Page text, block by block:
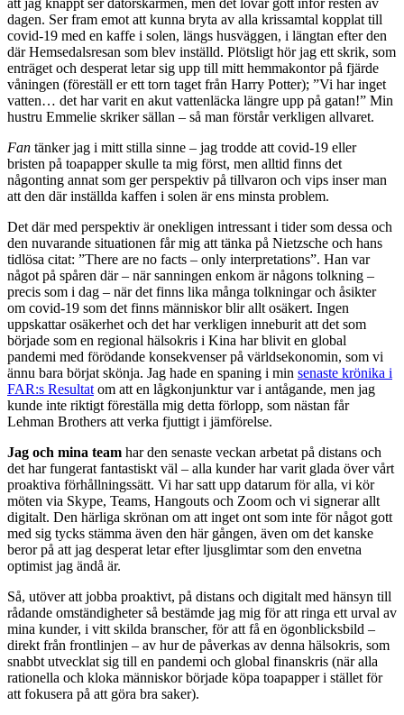
dagen. Ser fram emot att kunna bryta av alla krissamtal kopplat till
covid-19 med en kaffe i solen, längs husväggen, i längtan efter den
där Hemsedalsresan som blev inställd. Plötsligt hör jag ett skrik, som
enträget och desperat letar sig upp till mitt hemmakontor på fjärde
våningen (föreställ er ett torn taget från Harry Potter); ”Vi har inget
vatten… det har varit en akut vattenläcka längre upp på gatan!” Min
hustru Emmelie skriker sällan – så man förstår verkligen allvaret.
Fan tänker jag i mitt stilla sinne – jag trodde att covid-19 eller
bristen på toapapper skulle ta mig först, men alltid finns det
någonting annat som ger perspektiv på tillvaron och vips inser man
att den där inställda kaffen i solen är ens minsta problem.
Det där med perspektiv är onekligen intressant i tider som dessa och
den nuvarande situationen får mig att tänka på Nietzsche och hans
tidlösa citat: ”There are no facts – only interpretations”. Han var
något på spåren där – när sanningen enkom är någons tolkning –
precis som i dag – när det finns lika många tolkningar och åsikter
om covid-19 som det finns människor blir allt osäkert. Ingen
uppskattar osäkerhet och det har verkligen inneburit att det som
började som en regional hälsokris i Kina har blivit en global
pandemi med förödande konsekvenser på världsekonomin, som vi
ännu bara börjat skönja. Jag hade en spaning i min senaste krönika i
FAR:s Resultat om att en lågkonjunktur var i antågande, men jag
kunde inte riktigt föreställa mig detta förlopp, som nästan får
Lehman Brothers att verka fjuttigt i jämförelse.
Jag och mina team har den senaste veckan arbetat på distans och
det har fungerat fantastiskt väl – alla kunder har varit glada över vårt
proaktiva förhållningssätt. Vi har satt upp datarum för alla, vi kör
möten via Skype, Teams, Hangouts och Zoom och vi signerar allt
digitalt. Den härliga skrönan om att inget ont som inte för något gott
med sig tycks stämma även den här gången, även om det kanske
beror på att jag desperat letar efter ljusglimtar som den envetna
optimist jag ändå är.
Så, utöver att jobba proaktivt, på distans och digitalt med hänsyn till
rådande omständigheter så bestämde jag mig för att ringa ett urval av
mina kunder, i vitt skilda branscher, för att få en ögonblicksbild –
direkt från frontlinjen – av hur de påverkas av denna hälsokris, som
snabbt utvecklat sig till en pandemi och global finanskris (när alla
rationella och kloka människor började köpa toapapper i stället för
att fokusera på att göra bra saker).